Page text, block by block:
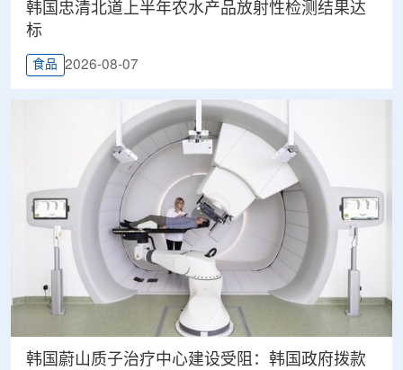
韩国忠清北道上半年农水产品放射性检测结果达
标
食品 2026-08-07
韩国蔚山质子治疗中心建设受阻：韩国政府拨款